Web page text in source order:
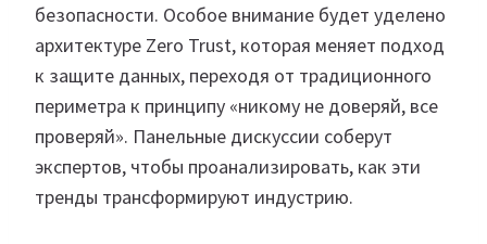
безопасности. Особое внимание будет уделено
архитектуре Zero Trust, которая меняет подход
к защите данных, переходя от традиционного
периметра к принципу «никому не доверяй, все
проверяй». Панельные дискуссии соберут
экспертов, чтобы проанализировать, как эти
тренды трансформируют индустрию.